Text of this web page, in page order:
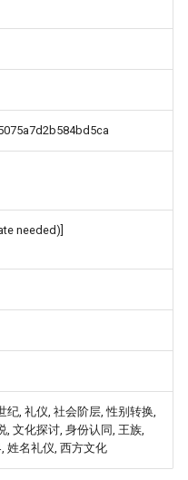
needed)]
纪, 礼仪, 社会阶层, 性别转换,
, 文化探讨, 身份认同, 王族,
姓名礼仪, 西方文化